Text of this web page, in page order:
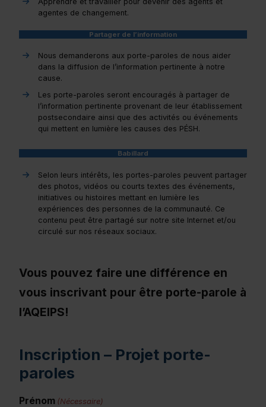
agentes de changement.
Partager de l’information
Nous demanderons aux porte-paroles de nous aider
dans la diffusion de l’information pertinente à notre
cause.
Les porte-paroles seront encouragés à partager de
l’information pertinente provenant de leur établissement
postsecondaire ainsi que des activités ou événements
qui mettent en lumière les causes des PÉSH.
Babillard
Selon leurs intérêts, les portes-paroles peuvent partager
des photos, vidéos ou courts textes des événements,
initiatives ou histoires mettant en lumière les
expériences des personnes de la communauté. Ce
contenu peut être partagé sur notre site Internet et/ou
circulé sur nos réseaux sociaux.
Vous pouvez faire une différence en
vous inscrivant pour être porte-parole à
l’AQEIPS!
Inscription – Projet porte-
paroles
Prénom (Nécessaire)